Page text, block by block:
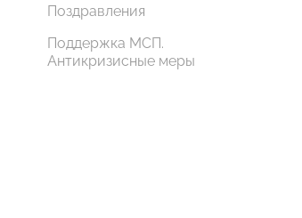
Поздравления
Поддержка МСП.
Антикризисные меры